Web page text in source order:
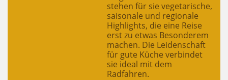
stehen für sie vegetarische,
saisonale und regionale
Highlights, die eine Reise
erst zu etwas Besonderem
machen. Die Leidenschaft
für gute Küche verbindet
sie ideal mit dem
Radfahren.